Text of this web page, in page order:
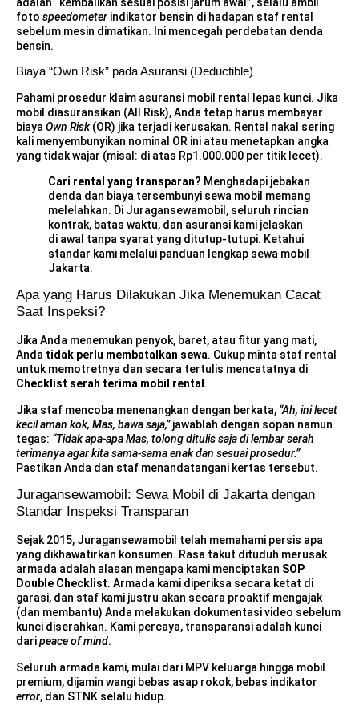
adalah “kembalikan sesuai posisi jarum awal”, selalu ambil
foto speedometer indikator bensin di hadapan staf rental
sebelum mesin dimatikan. Ini mencegah perdebatan denda
bensin.
Biaya “Own Risk” pada Asuransi (Deductible)
Pahami prosedur klaim asuransi mobil rental lepas kunci. Jika
mobil diasuransikan (All Risk), Anda tetap harus membayar
biaya Own Risk(OR) jika terjadi kerusakan. Rental nakal sering
kali menyembunyikan nominal OR ini atau menetapkan angka
yang tidak wajar (misal: di atas Rp1.000.000 per titik lecet).
Cari rental yang transparan? Menghadapi jebakan
denda dan biaya tersembunyi sewa mobil memang
melelahkan. Di Juragansewamobil, seluruh rincian
kontrak, batas waktu, dan asuransi kami jelaskan
di awal tanpa syarat yang ditutup-tutupi. Ketahui
standar kami melalui panduan lengkap sewa mobil
Jakarta.
Apa yang Harus Dilakukan Jika Menemukan Cacat
Saat Inspeksi?
Jika Anda menemukan penyok, baret, atau fitur yang mati,
Anda tidak perlu membatalkan sewa. Cukup minta staf rental
untuk memotretnya dan secara tertulis mencatatnya di
Checklist serah terima mobil rental .
Jika staf mencoba menenangkan dengan berkata, “Ah, ini lecet
kecil aman kok, Mas, bawa saja,”jawablah dengan sopan namun
tegas: “Tidak apa-apa Mas, tolong ditulis saja di lembar serah
terimanya agar kita sama-sama enak dan sesuai prosedur.”
Pastikan Anda dan staf menandatangani kertas tersebut.
Juragansewamobil: Sewa Mobil di Jakarta dengan
Standar Inspeksi Transparan
Sejak 2015, Juragansewamobil telah memahami persis apa
yang dikhawatirkan konsumen. Rasa takut dituduh merusak
armada adalah alasan mengapa kami menciptakan SOP
Double Checklist. Armada kami diperiksa secara ketat di
garasi, dan staf kami justru akan secara proaktif mengajak
(dan membantu) Anda melakukan dokumentasi video sebelum
kunci diserahkan. Kami percaya, transparansi adalah kunci
daripeace of mind.
Seluruh armada kami, mulai dari MPV keluarga hingga mobil
premium, dijamin wangi bebas asap rokok, bebas indikator
error, dan STNK selalu hidup.